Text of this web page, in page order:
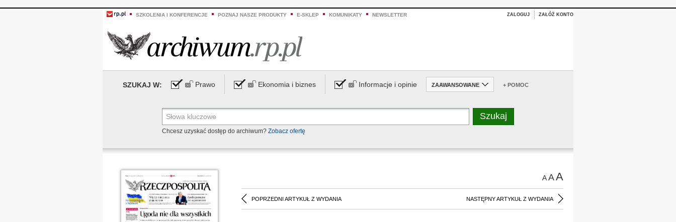
SZKOLENIA I KONFERENCJE POZNAJ NASZE PRODUKTY E-SKLEP KOMUNIKATY NEWSLETTER ZALOGUJ ZAŁÓŻ KONTO
SZUKAJ W: Prawo Ekonomia i biznes Informacje i opinie ZAAWANSOWANE + POMOC
Chcesz uzyskać dostęp do archiwum? Zobacz ofertę
AAA
POPRZEDNI ARTYKUŁ Z WYDANIA NASTĘPNY ARTYKUŁ Z WYDANIA